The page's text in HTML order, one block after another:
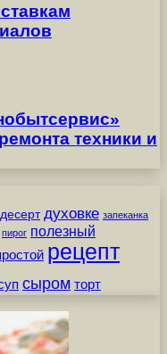
техники и
десерт духовке запеканка
пирог полезный
рецепт
сыром торт